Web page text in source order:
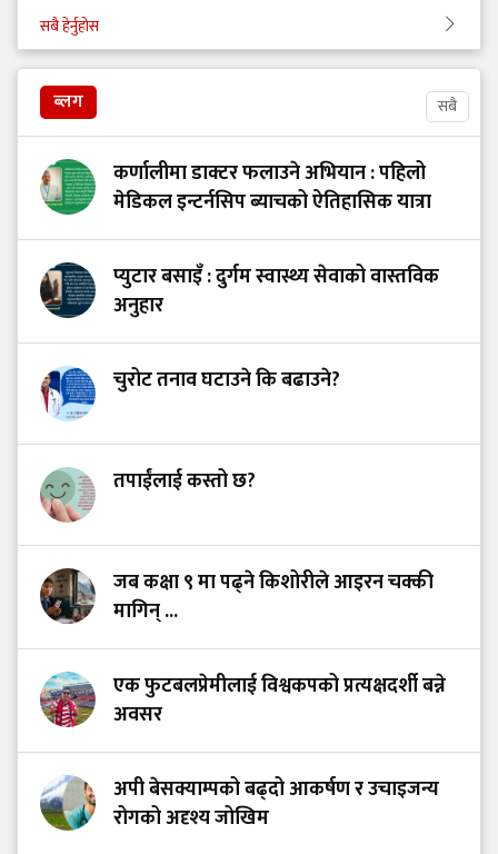
सबै हेर्नुहोस
ब्लग सबै
कर्णालीमा डाक्टर फलाउने अभियान : पहिलो
मेडिकल इन्टर्नसिप ब्याचको ऐतिहासिक यात्रा
प्युटार बसाइँ : दुर्गम स्वास्थ्य सेवाको वास्तविक
अनुहार
चुरोट तनाव घटाउने कि बढाउने?
तपाईंलाई कस्तो छ?
जब कक्षा ९ मा पढ्ने किशोरीले आइरन चक्की
मागिन् ...
एक फुटबलप्रेमीलाई विश्वकपको प्रत्यक्षदर्शी बन्ने
अवसर
अपी बेसक्याम्पको बढ्दो आकर्षण र उचाइजन्य
रोगको अदृश्य जोखिम